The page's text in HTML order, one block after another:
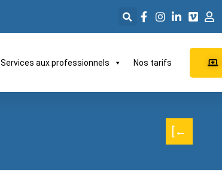
Services aux professionnels Nos tarifs
[←